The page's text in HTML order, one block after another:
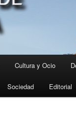
Cultura y Ocio
Sociedad Editorial